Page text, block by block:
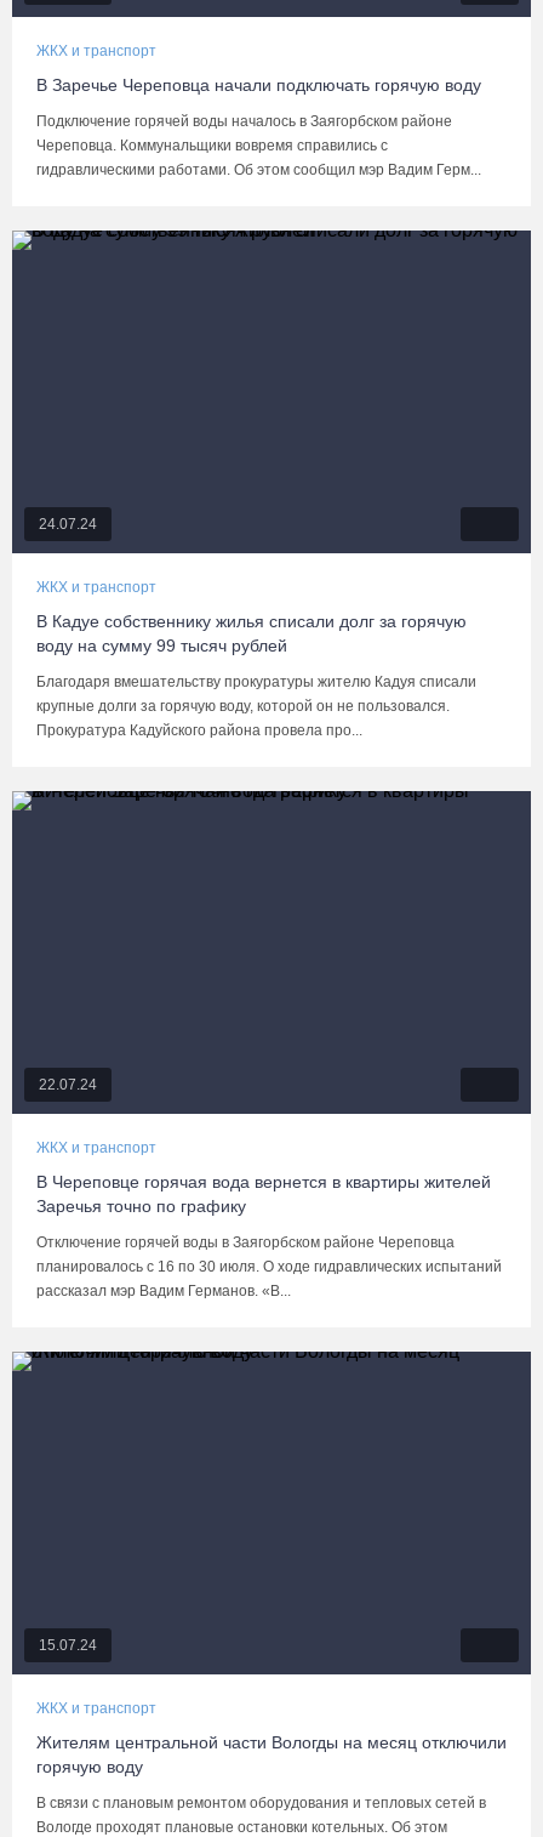
ЖКХ и транспорт
В Заречье Череповца начали подключать горячую воду
Подключение горячей воды началось в Заягорбском районе
Череповца. Коммунальщики вовремя справились с
гидравлическими работами. Об этом сообщил мэр Вадим Герм...
24.07.24
ЖКХ и транспорт
В Кадуе собственнику жилья списали долг за горячую
воду на сумму 99 тысяч рублей
Благодаря вмешательству прокуратуры жителю Кадуя списали
крупные долги за горячую воду, которой он не пользовался.
Прокуратура Кадуйского района провела про...
22.07.24
ЖКХ и транспорт
В Череповце горячая вода вернется в квартиры жителей
Заречья точно по графику
Отключение горячей воды в Заягорбском районе Череповца
планировалось с 16 по 30 июля. О ходе гидравлических испытаний
рассказал мэр Вадим Германов. «В...
15.07.24
ЖКХ и транспорт
Жителям центральной части Вологды на месяц отключили
горячую воду
В связи с плановым ремонтом оборудования и тепловых сетей в
Вологде проходят плановые остановки котельных. Об этом